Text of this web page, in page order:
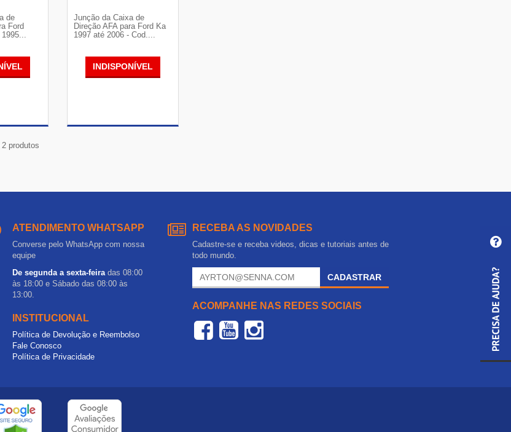
de
Ford
Junção da Caixa de
Direção AFA para Ford Ka
1997 até 2006 - Cod....
INDISPONÍVEL
produtos
ATENDIMENTO WHATSAPP
Converse pelo WhatsApp com nossa
equipe
De segunda a sexta-feiradas 08:00
às 18:00 e Sábado das 08:00 às
13:00.
INSTITUCIONAL
Política de Devolução e Reembolso
Fale Conosco
Política de Privacidade
RECEBA AS NOVIDADES
Cadastre-se e receba videos, dicas e tutoriais antes de
todo mundo.
CADASTRAR
ACOMPANHE NAS REDES SOCIAIS